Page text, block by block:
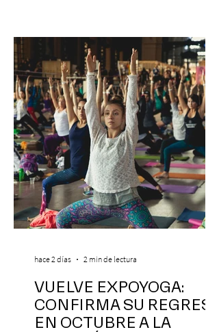
VUELVE EXPOYOGA:
CONFIRMA SU REGRESO
EN OCTUBRE A LA
hace 2 días 2 min de lectura